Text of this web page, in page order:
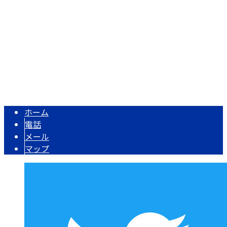
ホーム
電話
メール
マップ